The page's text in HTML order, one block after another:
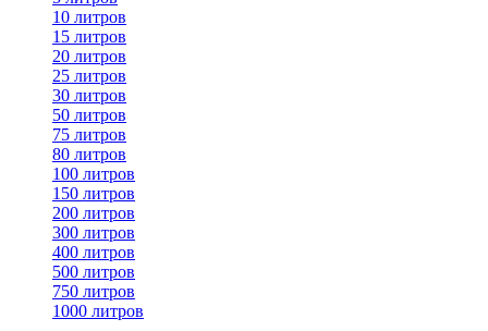
10 литров
15 литров
20 литров
25 литров
30 литров
50 литров
75 литров
80 литров
100 литров
150 литров
200 литров
300 литров
400 литров
500 литров
750 литров
1000 литров